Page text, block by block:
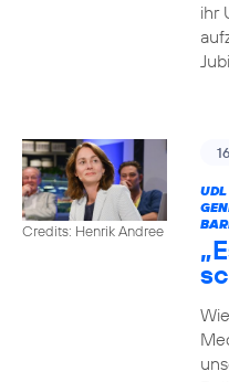
ihr
Credits: Henrik Andree